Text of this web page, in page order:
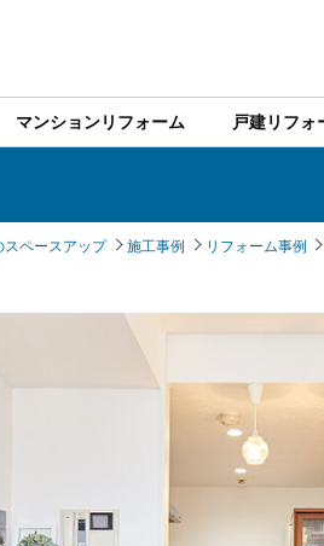
マンションリフォーム 戸建リフォ
スペースアップ 施工事例 リフォーム事例